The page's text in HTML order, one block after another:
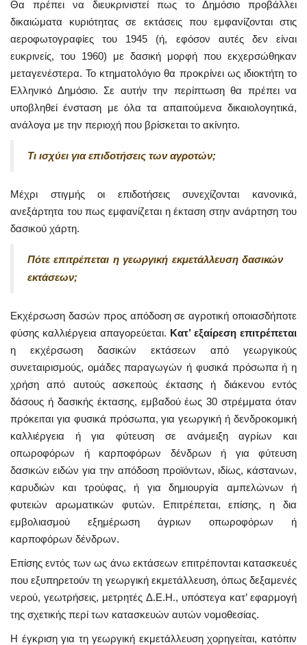
Θα πρέπει να διευκρινιστεί πως το Δημόσιο προβάλλει
δικαιώματα κυριότητας σε εκτάσεις που εμφανίζονται στις
αεροφωτογραφίες του 1945 (ή, εφόσον αυτές δεν είναι
ευκρινείς, του 1960) με δασική μορφή που εκχερσώθηκαν
μεταγενέστερα. Το κτηματολόγιο θα προκρίνει ως ιδιοκτήτη το
Ελληνικό Δημόσιο. Σε αυτήν την περίπτωση θα πρέπει να
υποβληθεί ένσταση με όλα τα απαιτούμενα δικαιολογητικά,
ανάλογα με την περιοχή που βρίσκεται το ακίνητο.
Τι ισχύει για επιδοτήσεις των αγροτών;
Μέχρι στιγμής οι επιδοτήσεις συνεχίζονται κανονικά,
ανεξάρτητα του πως εμφανίζεται η έκταση στην ανάρτηση του
δασικού χάρτη.
Πότε επιτρέπεται η γεωργική εκμετάλλευση δασικών
εκτάσεων;
Εκχέρσωση δασών προς απόδοση σε αγροτική οποιασδήποτε
φύσης καλλιέργεια απαγορεύεται. Κατ’ εξαίρεση επιτρέπεται
η εκχέρσωση δασικών εκτάσεων από γεωργικούς
συνεταιρισμούς, ομάδες παραγωγών ή φυσικά πρόσωπα ή η
χρήση από αυτούς ασκεπούς έκτασης ή διάκενου εντός
δάσους ή δασικής έκτασης, εμβαδού έως 30 στρέμματα όταν
πρόκειται για φυσικά πρόσωπα, για γεωργική ή δενδροκομική
καλλιέργεια ή για φύτευση σε ανάμειξη αγρίων και
οπωροφόρων ή καρποφόρων δένδρων ή για φύτευση
δασικών ειδών για την απόδοση προϊόντων, ιδίως, κάστανων,
καρυδιών και τρούφας, ή για δημιουργία αμπελώνων ή
φυτειών αρωματικών φυτών. Επιτρέπεται, επίσης, η δια
εμβολιασμού εξημέρωση άγριων οπωροφόρων ή
καρποφόρων δένδρων.
Επίσης εντός των ως άνω εκτάσεων επιτρέπονται κατασκευές
που εξυπηρετούν τη γεωργική εκμετάλλευση, όπως δεξαμενές
νερού, γεωτρήσεις, μετρητές Δ.Ε.Η., υπόστεγα κατ’ εφαρμογή
της σχετικής περί των κατασκευών αυτών νομοθεσίας.
Η έγκριση για τη γεωργική εκμετάλλευση χορηγείται, κατόπιν